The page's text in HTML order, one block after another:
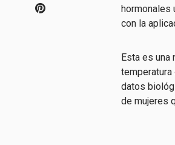
hormonales
con la
Esta es una
temperatura
datos
de mujeres